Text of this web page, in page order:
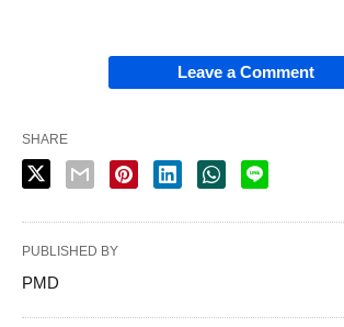
Leave a Comment
SHARE
PUBLISHED BY
PMD